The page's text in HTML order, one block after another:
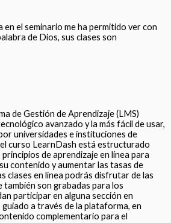
en el seminario me ha permitido ver con
de Dios, sus clases son
de Gestión de Aprendizaje (LMS)
avanzado y la más fácil de usar,
universidades e instituciones de
curso LearnDash está estructurado
de aprendizaje en línea para
contenido y aumentar las tasas de
clases en línea podrás disfrutar de las
también son grabadas para los
participar en alguna sección en
a través de la plataforma, en
complementario para el